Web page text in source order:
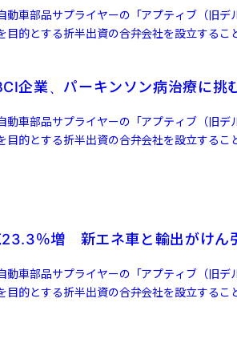
車部品サプライヤーの「アプティブ（旧デ
的とする折半出資の合弁会社を設立するこ
企業、パーキンソン病治療に挑
動車部品サプライヤーの「アプティブ（旧デ
的とする折半出資の合弁会社を設立するこ
23.3％増 新エネ車と輸出がけん
車部品サプライヤーの「アプティブ（旧デ
目的とする折半出資の合弁会社を設立するこ